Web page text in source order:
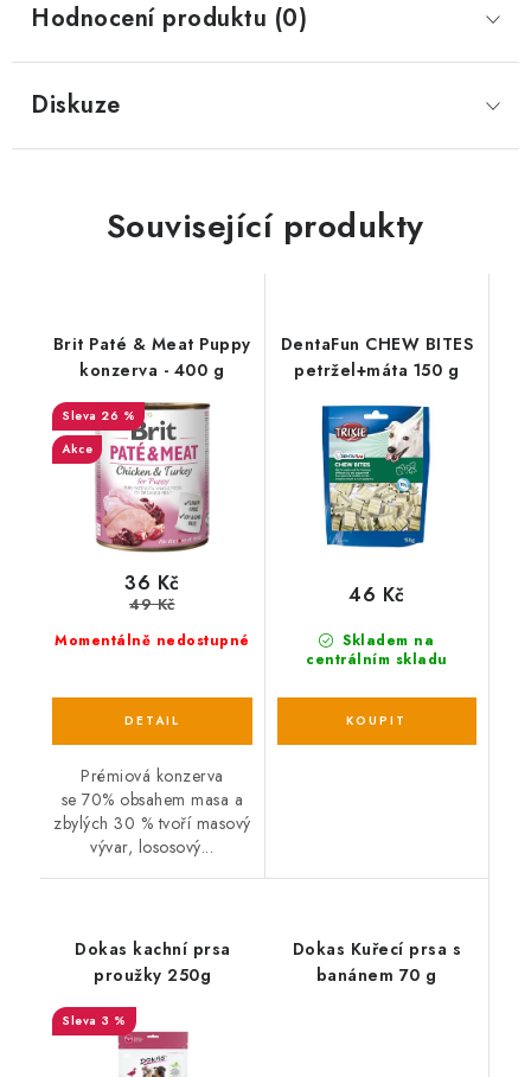
Hodnocení produktu (0)
Diskuze
Související produkty
Brit Paté & Meat Puppy
konzerva - 400 g
26 %
Akce
Momentálně nedostupné
36 Kč
49 Kč
Prémiová konzerva
se 70% obsahem masa a
zbylých 30 % tvoří masový
vývar, lososový...
DentaFun CHEW BITES
petržel+máta 150 g
Skladem na
centrálním skladu
46 Kč
Dokas kachní prsa
proužky 250g
3 %
Dokas Kuřecí prsa s
banánem 70 g